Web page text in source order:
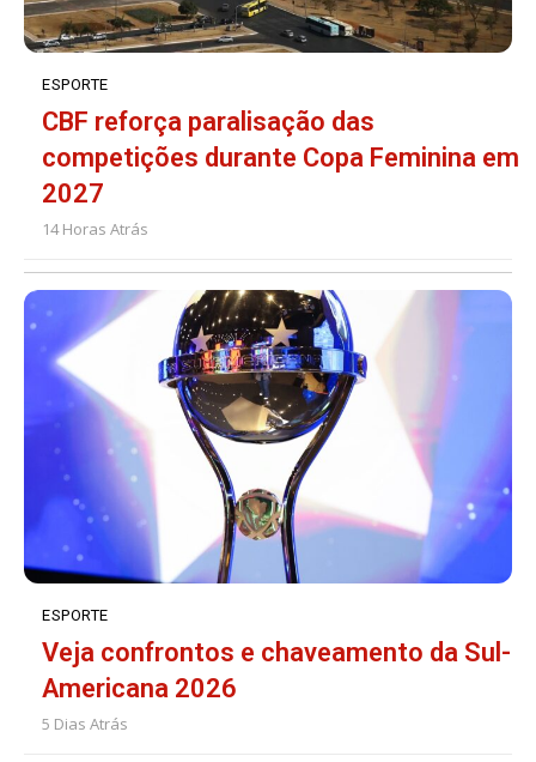
ESPORTE
CBF reforça paralisação das
competições durante Copa Feminina em
2027
14 Horas Atrás
ESPORTE
Veja confrontos e chaveamento da Sul-
Americana 2026
5 Dias Atrás